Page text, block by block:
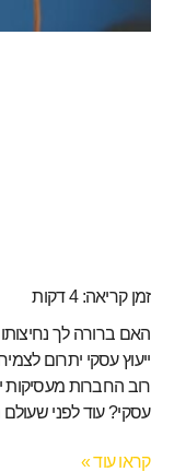
זמן קריאה:4דקות
האם ברורה לך
ייעוץ עסקי יתרום
רוב החברות מעסיקות
עסקי? עוד לפני שעולם
קראו עוד »